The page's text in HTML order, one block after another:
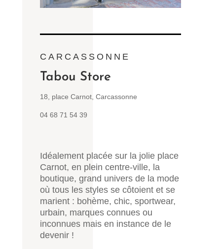
CARCASSONNE
Tabou Store
18, place Carnot, Carcassonne
04 68 71 54 39
Idéalement placée sur la jolie place
Carnot, en plein centre-ville, la
boutique, grand univers de la mode
où tous les styles se côtoient et se
marient : bohème, chic, sportwear,
urbain, marques connues ou
inconnues mais en instance de le
devenir !